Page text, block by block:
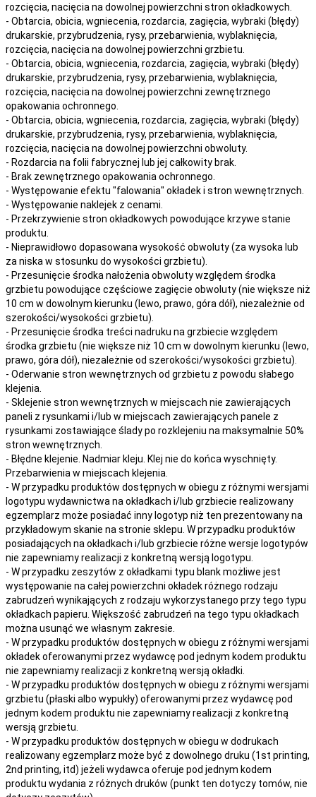
rozcięcia, nacięcia na dowolnej powierzchni stron okładkowych.
- Obtarcia, obicia, wgniecenia, rozdarcia, zagięcia, wybraki (błędy)
drukarskie, przybrudzenia, rysy, przebarwienia, wyblaknięcia,
rozcięcia, nacięcia na dowolnej powierzchni grzbietu.
- Obtarcia, obicia, wgniecenia, rozdarcia, zagięcia, wybraki (błędy)
drukarskie, przybrudzenia, rysy, przebarwienia, wyblaknięcia,
rozcięcia, nacięcia na dowolnej powierzchni zewnętrznego
opakowania ochronnego.
- Obtarcia, obicia, wgniecenia, rozdarcia, zagięcia, wybraki (błędy)
drukarskie, przybrudzenia, rysy, przebarwienia, wyblaknięcia,
rozcięcia, nacięcia na dowolnej powierzchni obwoluty.
- Rozdarcia na folii fabrycznej lub jej całkowity brak.
- Brak zewnętrznego opakowania ochronnego.
- Występowanie efektu "falowania" okładek i stron wewnętrznych.
- Występowanie naklejek z cenami.
- Przekrzywienie stron okładkowych powodujące krzywe stanie
produktu.
- Nieprawidłowo dopasowana wysokość obwoluty (za wysoka lub
za niska w stosunku do wysokości grzbietu).
- Przesunięcie środka nałożenia obwoluty względem środka
grzbietu powodujące częściowe zagięcie obwoluty (nie większe niż
10 cm w dowolnym kierunku (lewo, prawo, góra dół), niezależnie od
szerokości/wysokości grzbietu).
- Przesunięcie środka treści nadruku na grzbiecie względem
środka grzbietu (nie większe niż 10 cm w dowolnym kierunku (lewo,
prawo, góra dół), niezależnie od szerokości/wysokości grzbietu).
- Oderwanie stron wewnętrznych od grzbietu z powodu słabego
klejenia.
- Sklejenie stron wewnętrznych w miejscach nie zawierających
paneli z rysunkami i/lub w miejscach zawierających panele z
rysunkami zostawiające ślady po rozklejeniu na maksymalnie 50%
stron wewnętrznych.
- Błędne klejenie. Nadmiar kleju. Klej nie do końca wyschnięty.
Przebarwienia w miejscach klejenia.
- W przypadku produktów dostępnych w obiegu z różnymi wersjami
logotypu wydawnictwa na okładkach i/lub grzbiecie realizowany
egzemplarz może posiadać inny logotyp niż ten prezentowany na
przykładowym skanie na stronie sklepu. W przypadku produktów
posiadających na okładkach i/lub grzbiecie różne wersje logotypów
nie zapewniamy realizacji z konkretną wersją logotypu.
- W przypadku zeszytów z okładkami typu blank możliwe jest
występowanie na całej powierzchni okładek różnego rodzaju
zabrudzeń wynikających z rodzaju wykorzystanego przy tego typu
okładkach papieru. Większość zabrudzeń na tego typu okładkach
można usunąć we własnym zakresie.
- W przypadku produktów dostępnych w obiegu z różnymi wersjami
okładek oferowanymi przez wydawcę pod jednym kodem produktu
nie zapewniamy realizacji z konkretną wersją okładki.
- W przypadku produktów dostępnych w obiegu z różnymi wersjami
grzbietu (płaski albo wypukły) oferowanymi przez wydawcę pod
jednym kodem produktu nie zapewniamy realizacji z konkretną
wersją grzbietu.
- W przypadku produktów dostępnych w obiegu w dodrukach
realizowany egzemplarz może być z dowolnego druku (1st printing,
2nd printing, itd) jeżeli wydawca oferuje pod jednym kodem
produktu wydania z różnych druków (punkt ten dotyczy tomów, nie